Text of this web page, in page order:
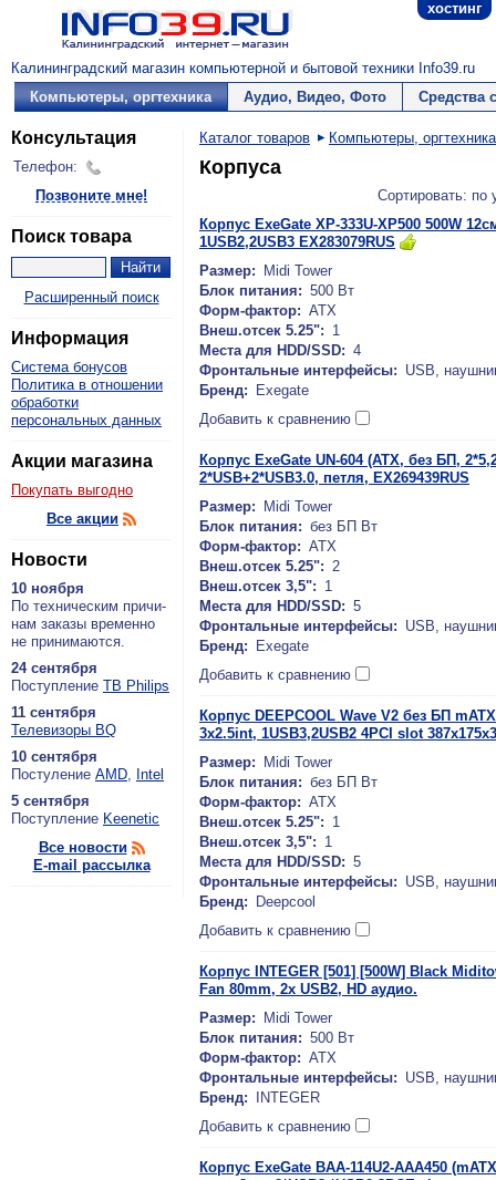
хостинг
Калининградский магазин компьютерной и бытовой техники Info39.ru
Компьютеры, оргтехника
Аудио, Видео, Фото Средства
Консультация
Телефон:
Позвоните мне!
Поиск товара
Расширенный поиск
Информация
Система бонусов
Политика в отношении
обработки
персональных данных
Акции магазина
Покупать выгодно
Все акции
Новости
10 ноября
По тех­ни­че­ским при­чи­
нам за­ка­зы вре­мен­но
не при­ни­ма­ют­ся.
24 сентября
По­ступ­ле­ние ТВ Philips
11 сентября
Теле­ви­зо­ры BQ
10 сентября
По­сту­ле­ние AMD, Intel
5 сентября
По­ступ­ле­ние Keenetic
Все новости
E-mail рассылка
Каталог товаров Компьютеры, оргтехника
Корпуса
Сортировать:
Корпус ExeGate XP-333U-XP500 500W
1USB2,2USB3 EX283079RUS
Размер:
Midi Tower
Блок питания: 500 Вт
Форм-фактор: ATX
Внеш.отсек 5.25": 1
Места для HDD/SSD: 4
Фронтальные интерфейсы: USB,
Бренд:
Exegate
Добавить к сравнению
Корпус ExeGate UN-604 (ATX, без БП,
2*USB+2*USB3.0, петля, EX269439RUS
Размер:
Midi Tower
Блок питания: без БП Вт
Форм-фактор: ATX
Внеш.отсек 5.25": 2
Внеш.отсек 3,5": 1
Места для HDD/SSD: 5
Фронтальные интерфейсы: USB,
Бренд:
Exegate
Добавить к сравнению
Корпус DEEPCOOL Wave V2 без БП
3x2.5int, 1USB3,2USB2 4PCI slot
Размер:
Midi Tower
Блок питания: без БП Вт
Форм-фактор: ATX
Внеш.отсек 5.25": 1
Внеш.отсек 3,5": 1
Места для HDD/SSD: 5
Фронтальные интерфейсы: USB,
Бренд:
Deepcool
Добавить к сравнению
Корпус INTEGER [501] [500W] Black
Fan 80mm, 2x USB2, HD аудио.
Размер:
Midi Tower
Блок питания: 500 Вт
Форм-фактор: ATX
Фронтальные интерфейсы: USB,
Бренд:
INTEGER
Добавить к сравнению
Корпус ExeGate BAA-114U2-AAA450